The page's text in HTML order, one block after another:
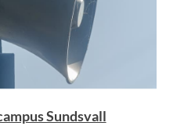
Sundsvall